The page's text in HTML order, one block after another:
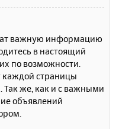
важную информацию
в настоящий
по возможности.
каждой страницы
Так же, как и с важными
объявлений